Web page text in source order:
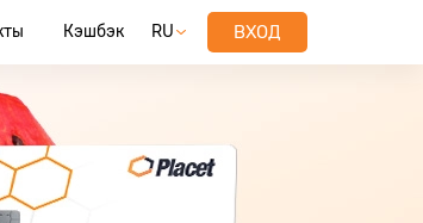
Кэшбэк RU ВХОД